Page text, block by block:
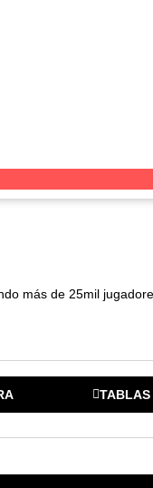
más de 25mil
TABLAS